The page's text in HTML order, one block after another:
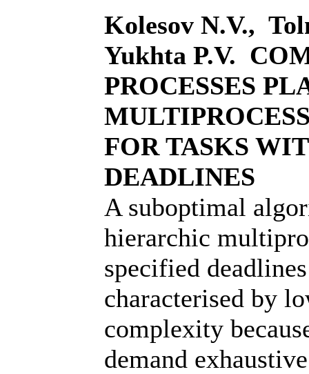
Kolesov N.V.,
Yukhta P.V.
PROCESSES
FOR TASKS
DEADLINES
A suboptimal
hierarchic
specified
characterised by
complexity
demand